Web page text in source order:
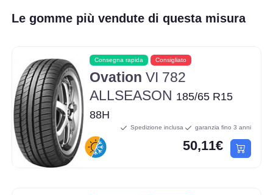
Le gomme più vendute di questa misura
Consegna rapida Consigliato
Ovation VI 782
ALLSEASON 185/65 R15
88H
Spedizione inclusa garanzia fino 3 anni
50,11€